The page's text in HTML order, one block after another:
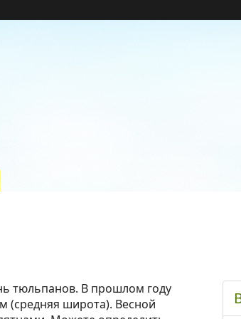
тюльпанов. В прошлом году
(средняя широта). Весной